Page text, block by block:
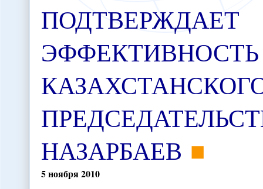
ПОДТВЕРЖДАЕТ
ЭФФЕКТИВНОСТЬ
НАЗАРБАЕВ
5ноября2010